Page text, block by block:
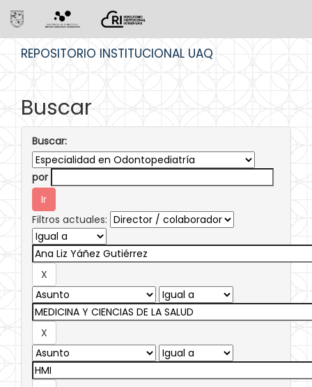
REPOSITORIO INSTITUCIONAL UAQ
Buscar
Buscar:
por
Filtros actuales: